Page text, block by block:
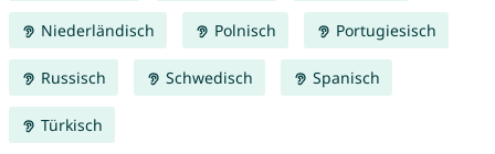
Niederländisch Polnisch Portugiesisch
Russisch Schwedisch Spanisch
Türkisch